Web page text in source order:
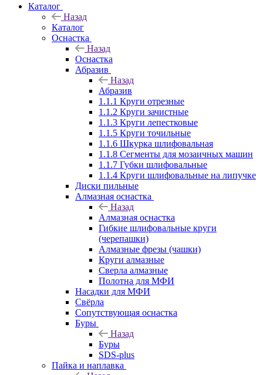
Каталог
Назад
Каталог
Оснастка
Назад
Оснастка
Абразив
Назад
Абразив
1.1.1 Круги отрезные
1.1.2 Круги зачистные
1.1.3 Круги лепестковые
1.1.5 Круги точильные
1.1.6 Шкурка шлифовальная
1.1.8 Сегменты для мозаичных машин
1.1.7 Губки шлифовальные
1.1.4 Круги шлифовальные на липучке
Диски пильные
Алмазная оснастка
Назад
Алмазная оснастка
Гибкие шлифовальные круги
(черепашки)
Алмазные фрезы (чашки)
Круги алмазные
Сверла алмазные
Полотна для МФИ
Насадки для МФИ
Свёрла
Сопутствующая оснастка
Буры
Назад
Буры
SDS-plus
Пайка и наплавка